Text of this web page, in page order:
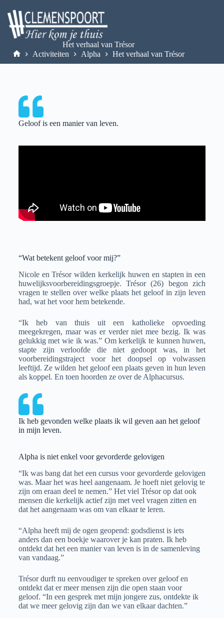
Het verhaal van Trésor
Activiteiten
Alpha Het verhaal van Trésor
Geloof is een manier van leven.
“Wat betekent geloof voor mij?”
Nicole en Trésor wilden kerkelijk huwen en stapten in een
huwelijksvoorbereidingsgroepje. Trésor (26) begon zich
vragen te stellen over welke plaats het geloof in zijn leven
had, wat het voor hem betekende.
“Ik heb van thuis uit een katholieke opvoeding
meegekregen, maar was er verder niet mee bezig. Ik was
gelukkig met wie ik was.” Om kerkelijk te kunnen huwen,
stapte zijn verloofde die niet gedoopt was, in het
voorbereidingstraject voor het doopsel op volwassen
leeftijd. Ze wilden het geloof een plaats geven in hun leven
als koppel. En toen hoorden ze over de Alphacursus.
Ik heb gevonden welke plaats ik wil geven aan het geloof
in mijn leven.
Alpha is niet enkel voor gevorderde gelovigen
“Ik was bang dat het een cursus voor gevorderde gelovigen
was. Maar het was heel aangenaam. Je hoeft niet gelovig te
zijn om eraan deel te nemen.” Het viel Trésor op dat ook
mensen die kerkelijk actief zijn met veel vragen zitten en
dat het aangenaam was om van elkaar te leren.
“Alpha heeft mij de ogen geopend: godsdienst is iets
anders dan een boekje waarover je kan praten. Ik heb
ontdekt dat het een manier van leven is in de samenleving
van vandaag.”
Trésor durft nu eenvoudiger te spreken over geloof en
ontdekt dat er meer mensen zijn die open staan voor
geloof. “In een gesprek met mijn jongere zus, ontdekte ik
dat we meer gelovig zijn dan we van elkaar dachten.”